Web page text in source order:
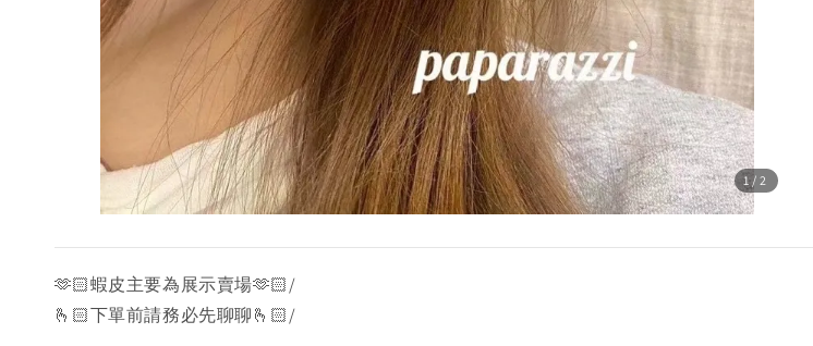
1/2
🫶🏻蝦皮主要為展示賣場🫶🏻/
🫰🏻下單前請務必先聊聊🫰🏻/